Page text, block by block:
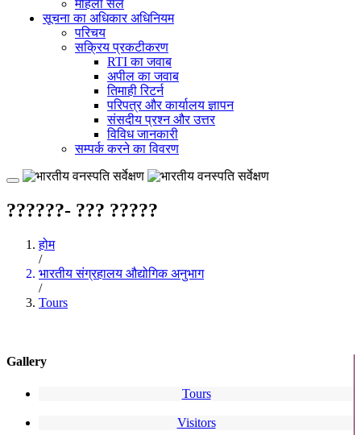
महिला सेल
सूचना का अधिकार अधिनियम
परिचय
सक्रिय प्रकटीकरण
RTI का जवाब
अपील का जवाब
तिमाही रिटर्न
परिपत्र और कार्यालय ज्ञापन
संसदीय प्रश्न और उत्तर
विविध जानकारी
सम्पर्क करने का विवरण
??????- ??? ?????
होम
/
भारतीय संग्रहालय औद्योगिक अनुभाग
/
Tours
Gallery
Tours
Visitors